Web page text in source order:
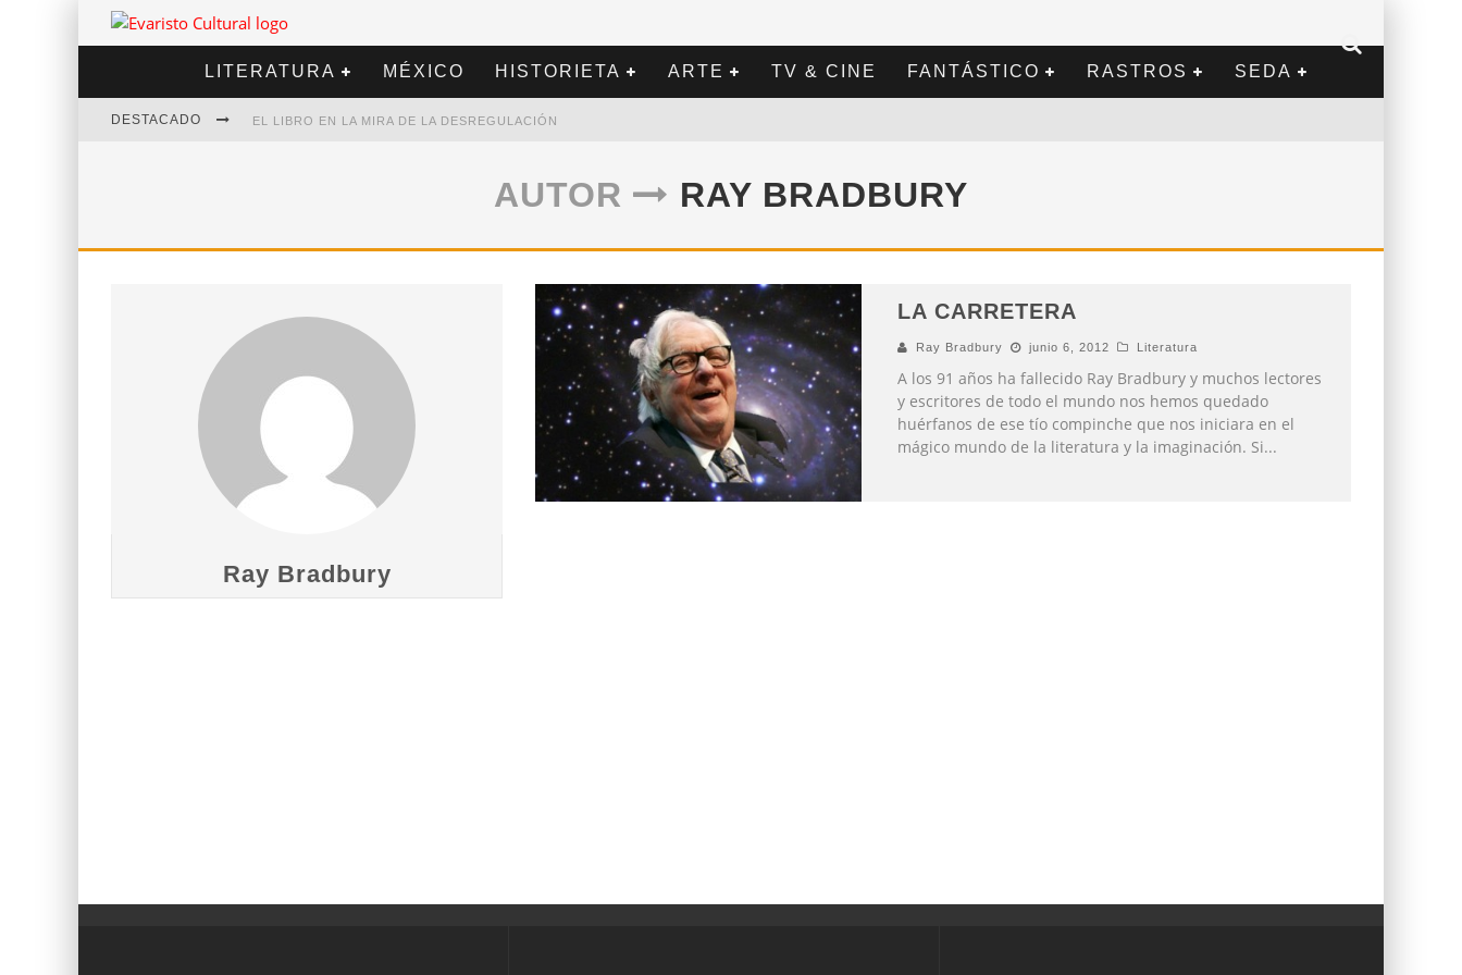
LITERATURA MÉXICO HISTORIETA ARTE TV & CINE FANTÁSTICO RASTROS SEDA
DESTACADO EL LIBRO EN LA MIRA DE LA DESREGULACIÓN
ALEJANDRA CORREA | LA NIEVE
AUTOR RAY BRADBURY
Ray Bradbury
LA CARRETERA
Ray Bradbury junio 6, 2012 Literatura
A los 91 años ha fallecido Ray Bradbury y muchos lectores
y escritores de todo el mundo nos hemos quedado
huérfanos de ese tío compinche que nos iniciara en el
mágico mundo de la literatura y la imaginación. Si...